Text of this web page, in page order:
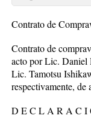
Contrato de
Contrato de
acto por Lic. Daniel
Lic. Tamotsu
respectivamente, de
D E C L A R A C I